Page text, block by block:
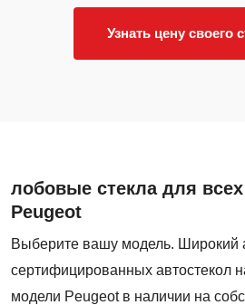
Узнать цену своего
лобовые стекла для
Peugeot
Выберите вашу модель. Широкий
сертифицированных автостекол
модели Peugeot в наличии на